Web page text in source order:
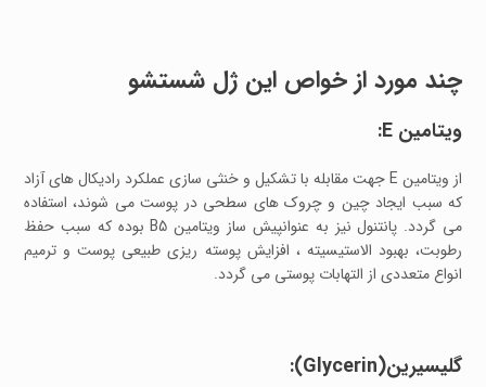
چند مورد از خواص این ژل شستشو
ویتامین E:
از ویتامین E جهت مقابله با تشکیل و خنثی سازی عملکرد رادیکال های آزاد
که سبب ایجاد چین و چروک های سطحی در پوست می شوند، استفاده
می گردد. پانتنول نیز به عنوانپیش ساز ویتامین B5 بوده که سبب حفظ
رطوبت، بهبود الاستیسیته ، افزایش پوسته ریزی طبیعی پوست و ترمیم
انواع متعددی از التهابات پوستی می گردد.
گلیسیرین(Glycerin):